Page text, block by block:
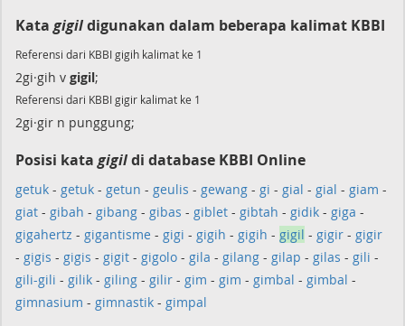
Kata gigildigunakan dalam beberapa kalimat KBBI
Referensi dari KBBI gigih kalimat ke 1
2gi·gih v gigil;
Referensi dari KBBI gigir kalimat ke 1
2gi·gir n punggung;
Posisi kata gigildi database KBBI Online
getuk - getuk - getun - geulis - gewang - gi - gial - gial - giam -
giat - gibah - gibang - gibas - giblet - gibtah - gidik - giga -
gigahertz - gigantisme - gigi - gigih - gigih - gigil - gigir - gigir
- gigis - gigis - gigit - gigolo - gila - gilang - gilap - gilas - gili -
gili-gili - gilik - giling - gilir - gim - gim - gimbal - gimbal -
gimnasium - gimnastik - gimpal